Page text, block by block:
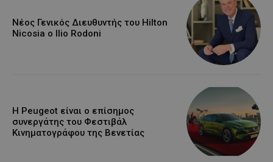
Νέος Γενικός Διευθυντής του Hilton
Nicosia ο Ilio Rodoni
Η Peugeot είναι ο επίσημος
συνεργάτης του Φεστιβάλ
Κινηματογράφου της Βενετίας